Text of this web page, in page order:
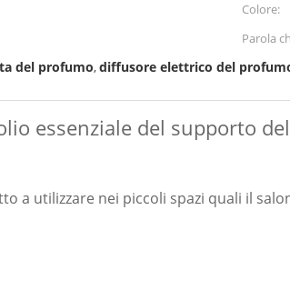
Colore:
Parola
del profumo,diffusore elettrico del
essenziale del supporto
a utilizzare nei piccoli spazi quali il